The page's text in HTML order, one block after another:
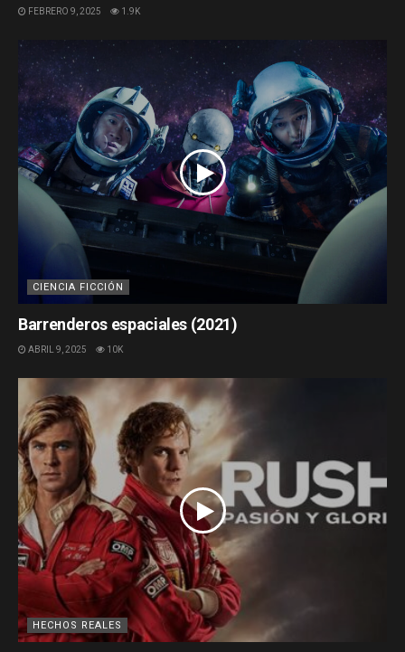
FEBRERO 9, 2025 1.9K
CIENCIA FICCIÓN
Barrenderos espaciales (2021)
ABRIL 9, 2025 10K
HECHOS REALES